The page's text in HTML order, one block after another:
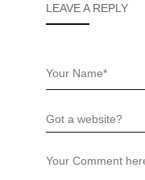
LEAVE A REPLY